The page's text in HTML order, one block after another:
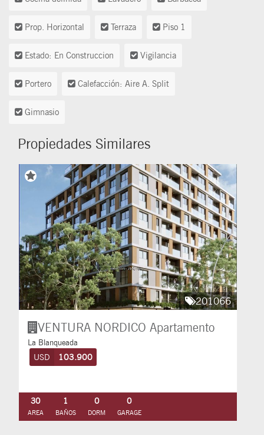
Prop. Horizontal Terraza Piso 1
Estado: En Construccion Vigilancia
Portero Calefacción: Aire A. Split
Gimnasio
Propiedades Similares
201066
VENTURA NORDICO Apartamento
La Blanqueada
USD 103.900
30
AREA
1
BAÑOS
0
DORM
0
GARAGE